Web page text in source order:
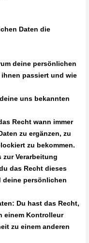
Daten die
deine persönlichen
passiert und wie
uns bekannten
Recht wann immer
zu ergänzen, zu
zu bekommen.
Verarbeitung
das Recht dieses
deine persönlichen
Du hast das Recht,
einem Kontrolleur
zu einem anderen